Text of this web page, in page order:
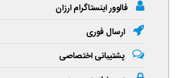
فالوور اینستاگرام ارزان
ارسال فوری
پشتیبانی اختصاصی